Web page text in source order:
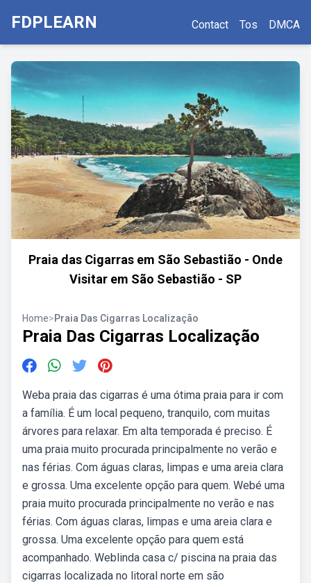
FDPLEARN Contact Tos DMCA
Praia das Cigarras em São Sebastião - Onde
Visitar em São Sebastião - SP
Home>Praia Das Cigarras Localização
Praia Das Cigarras Localização
Weba praia das cigarras é uma ótima praia para ir com
a família. É um local pequeno, tranquilo, com muitas
árvores para relaxar. Em alta temporada é preciso. É
uma praia muito procurada principalmente no verão e
nas férias. Com águas claras, limpas e uma areia clara
e grossa. Uma excelente opção para quem. Webé uma
praia muito procurada principalmente no verão e nas
férias. Com águas claras, limpas e uma areia clara e
grossa. Uma excelente opção para quem está
acompanhado. Weblinda casa c/ piscina na praia das
cigarras localizada no litoral norte em são